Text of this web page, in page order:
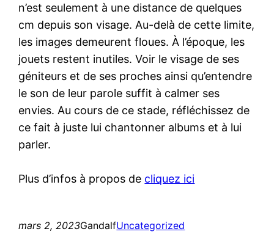
n’est seulement à une distance de quelques
cm depuis son visage. Au-delà de cette limite,
les images demeurent floues. À l’époque, les
jouets restent inutiles. Voir le visage de ses
géniteurs et de ses proches ainsi qu’entendre
le son de leur parole suffit à calmer ses
envies. Au cours de ce stade, réfléchissez de
ce fait à juste lui chantonner albums et à lui
parler.
Plus d’infos à propos de cliquez ici
mars 2, 2023GandalfUncategorized